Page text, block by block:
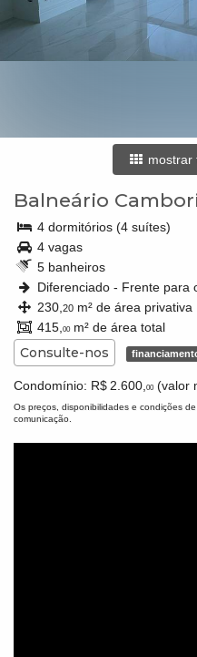
mostrar
Balneário
4 dormitórios (4 suítes)
4 vagas
5 banheiros
Diferenciado - Frente para
230, 20 m² de área privativa
415, 00m² de área total
Consulte-nos
Condomínio: R$ 2.600, 00 (valor
Os preços, disponibilidades e condições
comunicação.